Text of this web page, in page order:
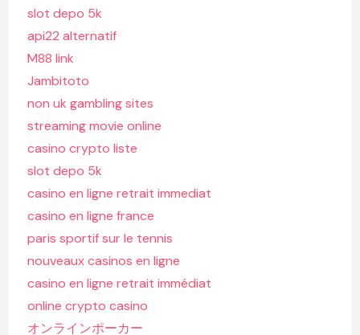
slot depo 5k
api22 alternatif
M88 link
Jambitoto
non uk gambling sites
streaming movie online
casino crypto liste
slot depo 5k
casino en ligne retrait immediat
casino en ligne france
paris sportif sur le tennis
nouveaux casinos en ligne
casino en ligne retrait immédiat
online crypto casino
オンラインポーカー